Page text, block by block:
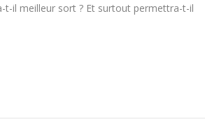
t-il meilleur sort ? Et surtout permettra-t-il